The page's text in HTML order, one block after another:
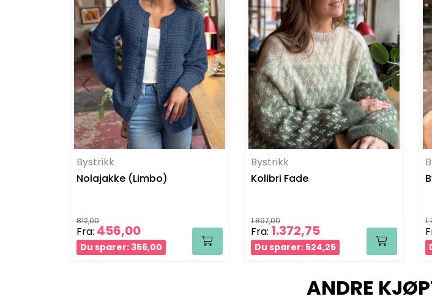
Bystrikk
Nolajakke (Limbo)
812,00
Fra: 456,00
Du sparer: 356,00
Bystrikk
Kolibri Fade
1.897,00
Fra: 1.372,75
Du sparer: 524,25
ANDRE